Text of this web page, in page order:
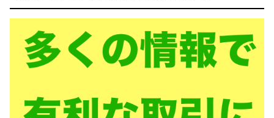
リット
【まとめ】FX会社・業者は複数使う
のがおすすめ